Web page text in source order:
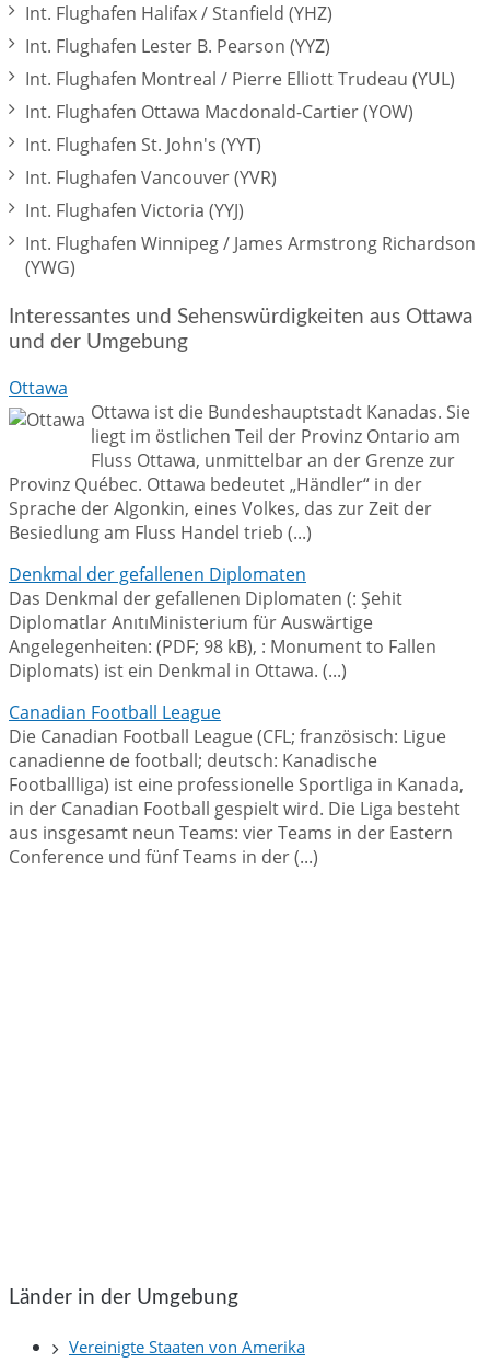
Int. Flughafen Halifax / Stanfield (YHZ)
Int. Flughafen Lester B. Pearson (YYZ)
Int. Flughafen Montreal / Pierre Elliott Trudeau (YUL)
Int. Flughafen Ottawa Macdonald-Cartier (YOW)
Int. Flughafen St. John's (YYT)
Int. Flughafen Vancouver (YVR)
Int. Flughafen Victoria (YYJ)
Int. Flughafen Winnipeg / James Armstrong Richardson
(YWG)
Interessantes und Sehenswürdigkeiten aus Ottawa
und der Umgebung
Ottawa
Ottawa ist die Bundeshauptstadt Kanadas. Sie
liegt im östlichen Teil der Provinz Ontario am
Fluss Ottawa, unmittelbar an der Grenze zur
Provinz Québec. Ottawa bedeutet „Händler“ in der
Sprache der Algonkin, eines Volkes, das zur Zeit der
Besiedlung am Fluss Handel trieb (...)
Denkmal der gefallenen Diplomaten
Das Denkmal der gefallenen Diplomaten (: Şehit
Diplomatlar AnıtıMinisterium für Auswärtige
Angelegenheiten: (PDF; 98 kB), : Monument to Fallen
Diplomats) ist ein Denkmal in Ottawa. (...)
Canadian Football League
Die Canadian Football League (CFL; französisch: Ligue
canadienne de football; deutsch: Kanadische
Footballliga) ist eine professionelle Sportliga in Kanada,
in der Canadian Football gespielt wird. Die Liga besteht
aus insgesamt neun Teams: vier Teams in der Eastern
Conference und fünf Teams in der (...)
Länder in der Umgebung
Vereinigte Staaten von Amerika